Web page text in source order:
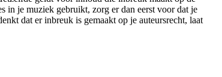
in je muziek gebruikt, zorg er dan eerst voor dat je
dat er inbreuk is gemaakt op je auteursrecht, laat